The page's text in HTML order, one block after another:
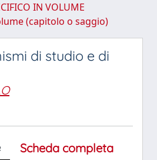
IN VOLUME
(capitolo o saggio)
di studio e di
Scheda completa